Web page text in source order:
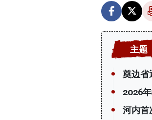
奠边省
2026
河内首